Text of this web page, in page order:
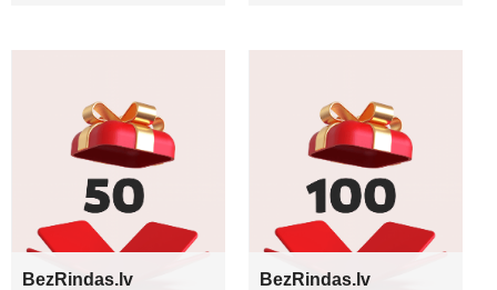
BezRindas.lv
BezRindas.lv